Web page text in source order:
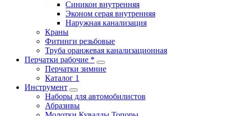
Синикон внутренняя
Эконом серая внутренняя
Наружная канализация
Краны
Фитинги резьбовые
Труба оранжевая канализационная
Перчатки рабочие *
Перчатки зимние
Каталог 1
Инструмент
Наборы для автомобилистов
Абразивы